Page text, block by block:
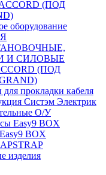
(ПОД
оборудование
И СИЛОВЫЕ
(ПОД
прокладки кабеля
Систэм Электрик
О/У
Easy9 BOX
BOX
изделия